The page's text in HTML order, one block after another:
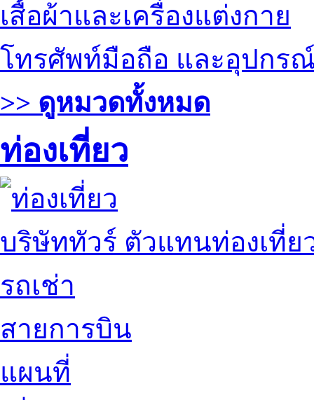
เสื้อผ้าและเครื่องแต่งกาย
โทรศัพท์มือถือ และอุปกร
>> ดูหมวดทั้งหมด
ท่องเที่ยว
บริษัททัวร์ ตัวแทนท่องเที่ย
รถเช่า
สายการบิน
แผนที่